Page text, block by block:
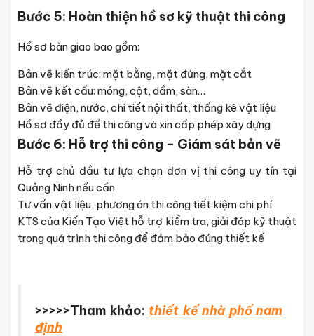
Bước 5: Hoàn thiện hồ sơ kỹ thuật thi công
Hồ sơ bàn giao bao gồm:
Bản vẽ kiến trúc: mặt bằng, mặt đứng, mặt cắt
Bản vẽ kết cấu: móng, cột, dầm, sàn…
Bản vẽ điện, nước, chi tiết nội thất, thống kê vật liệu
Hồ sơ đầy đủ để thi công và xin cấp phép xây dựng
Bước 6: Hỗ trợ thi công – Giám sát bản vẽ
Hỗ trợ chủ đầu tư lựa chọn đơn vị thi công uy tín tại
Quảng Ninh nếu cần
Tư vấn vật liệu, phương án thi công tiết kiệm chi phí
KTS của Kiến Tạo Việt hỗ trợ kiểm tra, giải đáp kỹ thuật
trong quá trình thi công để đảm bảo đúng thiết kế
>>>>>Tham khảo: thiết kế nhà phố nam
định